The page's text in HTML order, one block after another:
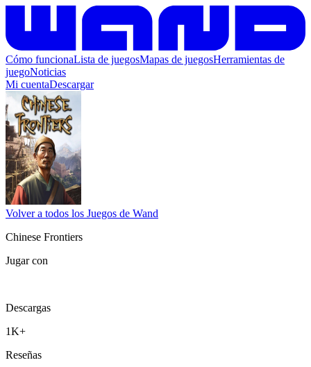
Cómo funcionaLista de juegosMapas de juegosHerramientas de
juegoNoticias
Mi cuentaDescargar
Volver a todos los Juegos de Wand
Chinese Frontiers
Jugar con
Descargas
1K+
Reseñas